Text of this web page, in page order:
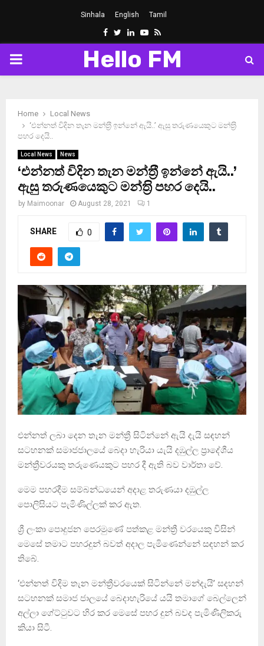
Sinhala English Tamil
Facebook
Twitter
LinkedinYoutube
Rss
PRIMARY
Hello FM
Home
Local News
‘එන්නත් විදින තැන මන්ත‍්‍රී ඉන්නේ ඇයි..’ ඇසු තරුණයෙකුට මන්ත‍්‍රි
පහර දෙයි..
Local News News
‘එන්නත් විදින තැන මන්ත‍්‍රී ඉන්නේ ඇයි..’
ඇසු තරුණයෙකුට මන්ත‍්‍රි පහර දෙයි..
by Maimoonar August 28, 2021 1
SHARE 0
එන්නත් ලබා දෙන තැන මන්ත්‍රී සිටින්නේ ඇයි දැයි සඳහන්
සටහනක් සමාජජාලයේ බෙදා හැරියා යැයි දඹුල්ල ප්‍රාදේශීය
මන්ත්‍රීවරයකු තරුණෙයකුට පහර දී ඇති බව වාර්තා වේ.
මෙම පහරදීම සම්බන්ධයෙන් අදාළ තරුණයා දඹුල්ල
පොලිසියට පැමිණිල්ලක් කර ඇත.
ශ්‍රී ලංකා පොදුජන පෙරමුණේ පත්කළ මන්ත්‍රී වරයෙකු විසින්
මෙසේ තමාට පහරදුන් බවත් අදාල පැමිණෙන්නේ සඳහන් කර
තිබේ.
‘එන්නත් විදිම තැන මන්ත්‍රීවරයෙක් සිටින්නේ මන්දැයි’ සදහන්
සටහනක් සමාජ ජාලයේ බෙදාහැරියේ යයි තමාගේ බෙල්ලෙන්
අල්ලා ගේට්ටුවට හිර කර මෙසේ පහර දුන් බවද පැමිණිලිකරු
කියා සිටී.